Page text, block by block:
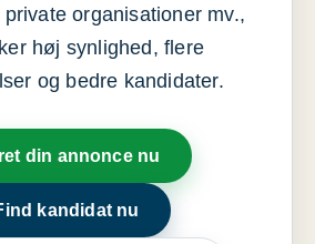
organisationer mv.,
høj synlighed, flere
og bedre kandidater.
din annonce nu
kandidat nu